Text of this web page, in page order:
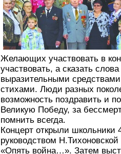
Желающих участвовать в
участвовать, а сказать
выразительными
стихами. Люди разных
возможность поздравить и
Великую Победу, за
помнить всегда.
Концерт открыли
руководством
«Опять война…». Затем